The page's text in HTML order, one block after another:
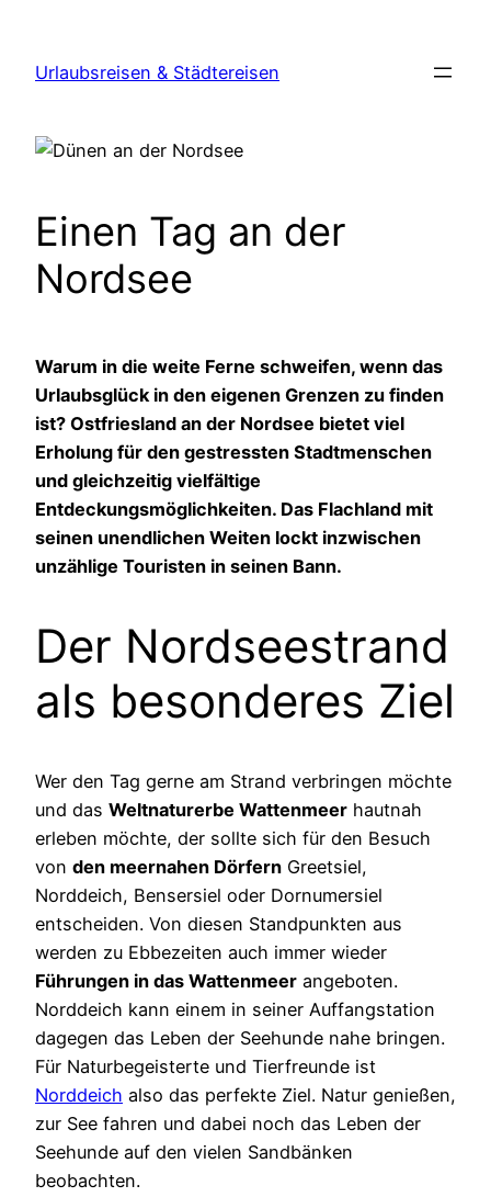
springen
Urlaubsreisen & Städtereisen
Einen Tag an der
Nordsee
Warum in die weite Ferne schweifen, wenn das
Urlaubsglück in den eigenen Grenzen zu finden
ist? Ostfriesland an der Nordsee bietet viel
Erholung für den gestressten Stadtmenschen
und gleichzeitig vielfältige
Entdeckungsmöglichkeiten. Das Flachland mit
seinen unendlichen Weiten lockt inzwischen
unzählige Touristen in seinen Bann.
Der Nordseestrand
als besonderes Ziel
Wer den Tag gerne am Strand verbringen möchte
und das Weltnaturerbe Wattenmeer hautnah
erleben möchte, der sollte sich für den Besuch
von den meernahen Dörfern Greetsiel,
Norddeich, Bensersiel oder Dornumersiel
entscheiden. Von diesen Standpunkten aus
werden zu Ebbezeiten auch immer wieder
Führungen in das Wattenmeer angeboten.
Norddeich kann einem in seiner Auffangstation
dagegen das Leben der Seehunde nahe bringen.
Für Naturbegeisterte und Tierfreunde ist
Norddeich also das perfekte Ziel. Natur genießen,
zur See fahren und dabei noch das Leben der
Seehunde auf den vielen Sandbänken
beobachten.